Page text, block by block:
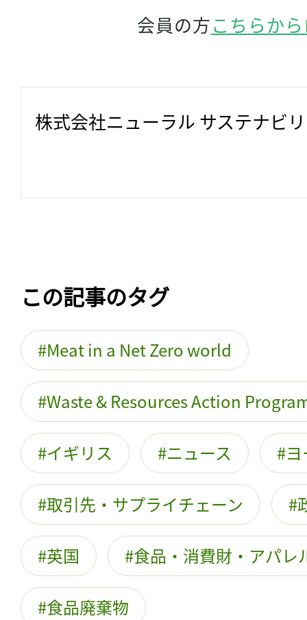
会員の方こちらか
株式会社ニューラル サステナビ
この記事のタグ
Meat in a Net Zero world
Waste & Resources Action
イギリス ニュース
取引先・サプライチェーン
英国 食品・消費財・アパレ
食品廃棄物